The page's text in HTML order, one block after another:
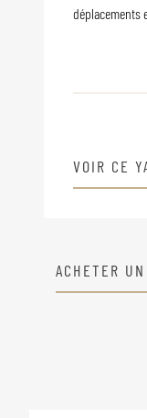
déplacements
VOIR CE
ACHETER